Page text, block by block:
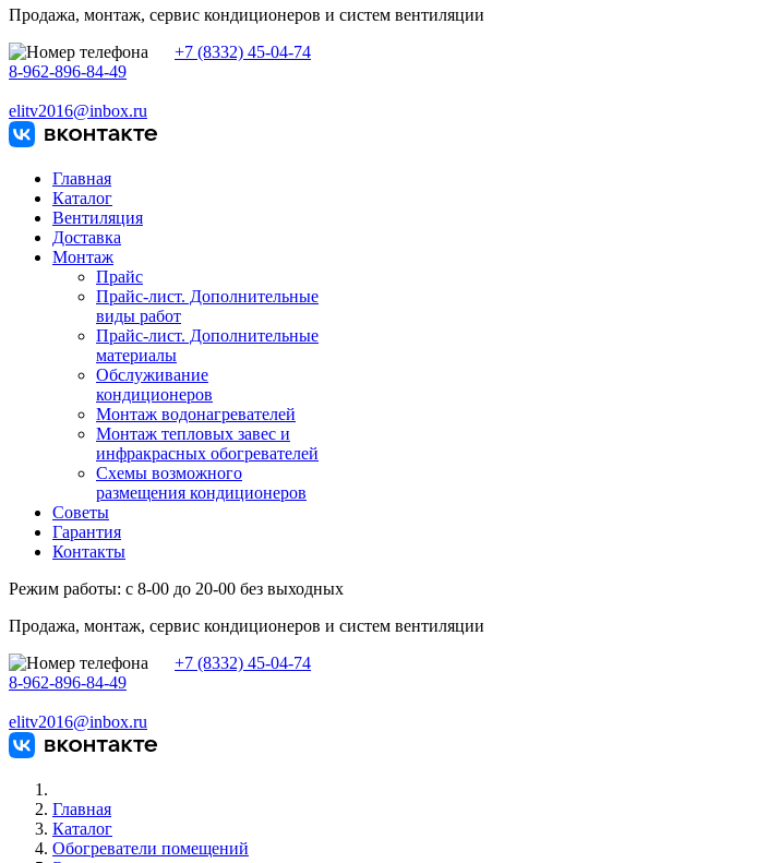
Продажа, монтаж, сервис кондиционеров и систем вентиляции
+7 (8332) 45-04-74
8-962-896-84-49
elitv2016@inbox.ru
Главная
Каталог
Вентиляция
Доставка
Монтаж
Прайс
Прайс-лист. Дополнительные
виды работ
Прайс-лист. Дополнительные
материалы
Обслуживание
кондиционеров
Монтаж водонагревателей
Монтаж тепловых завес и
инфракрасных обогревателей
Схемы возможного
размещения кондиционеров
Советы
Гарантия
Контакты
Режим работы: с 8-00 до 20-00 без выходных
Продажа, монтаж, сервис кондиционеров и систем вентиляции
+7 (8332) 45-04-74
8-962-896-84-49
elitv2016@inbox.ru
Главная
Каталог
Обогреватели помещений